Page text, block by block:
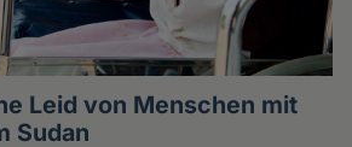
Leid von Menschen mit
Sudan